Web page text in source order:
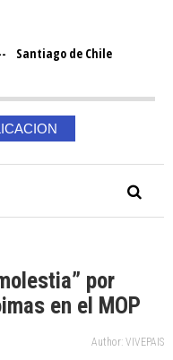
Santiago de Chile
por
en el MOP
Author: VIVEPAIS